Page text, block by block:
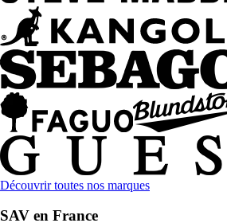
Découvrir toutes nos marques
SAV en France